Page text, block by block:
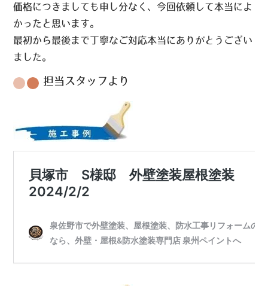
価格につきましても申し分なく、今回依頼して本当によ
かったと思います。
最初から最後まで丁寧なご対応本当にありがとうござい
ました。
担当スタッフより